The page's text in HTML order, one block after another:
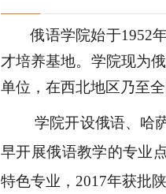
俄语学院始于1952
才培养基地。学院现为
单位，在西北地区乃至
学院开设俄语、哈
早开展俄语教学的专业
特色专业，2017年获批